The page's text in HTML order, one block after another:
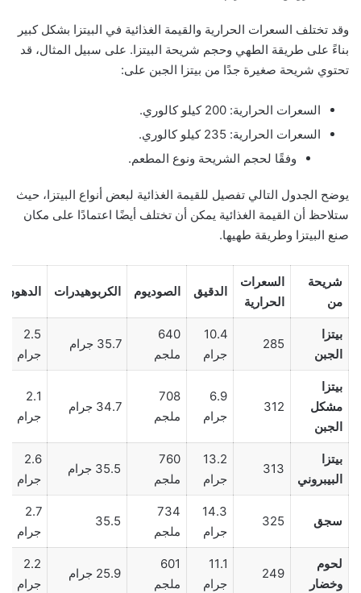
وقد تختلف السعرات الحرارية والقيمة الغذائية في البيتزا بشكل كبير
بناءً على طريقة الطهي وحجم شريحة البيتزا. على سبيل المثال، قد
تحتوي شريحة صغيرة جدًا من بيتزا الجبن على:
السعرات الحرارية: 200 كيلو كالوري.
السعرات الحرارية: 235 كيلو كالوري.
وفقًا لحجم الشريحة ونوع المطعم.
يوضح الجدول التالي تفصيل للقيمة الغذائية لبعض أنواع البيتزا، حيث
ستلاحظ أن القيمة الغذائية يمكن أن تختلف أيضًا اعتمادًا على مكان
صنع البيتزا وطريقة طهيها.
شريحة
من
السعرات
الحرارية
الدقيق الصوديوم الكربوهيدرات الدهون
بيتزا
الجبن
285
10.4
جرام
640
ملجم
35.7 جرام
2.5
جرام
بيتزا
مشكل
الجبن
312
6.9
جرام
708
ملجم
34.7 جرام
2.1
جرام
بيتزا
البيبروني
313
13.2
جرام
760
ملجم
35.5 جرام
2.6
جرام
سجق 325
14.3
جرام
734
ملجم
35.5
2.7
جرام
لحوم
وخضار
249
11.1
جرام
601
ملجم
25.9 جرام
2.2
جرام